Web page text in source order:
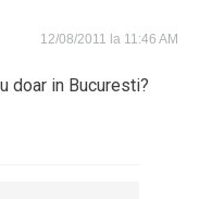
12/08/2011 la 11:46 AM
doar in Bucuresti?